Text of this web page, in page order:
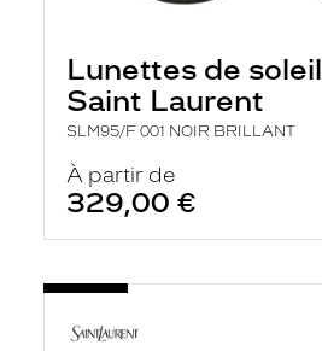
Lunettes de soleil
Saint Laurent
SLM95/F 001 NOIR BRILLANT
À partir de
329,00 €